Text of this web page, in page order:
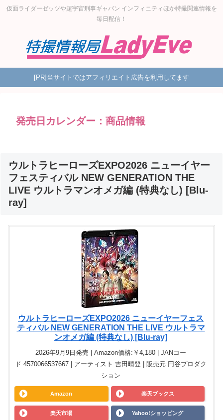
仮面ライダーゼッツや超宇宙刑事ギャバン インフィニティほか特撮関連情報を
毎日配信！
[PR]当サイトではアフィリエイト広告を利用してます
発売日カレンダー：商品情報
ウルトラヒーローズEXPO2026 ニューイヤー
フェスティバル NEW GENERATION THE
LIVE ウルトラマンオメガ編 (特典なし) [Blu-
ray]
ウルトラヒーローズEXPO2026 ニューイヤーフェス
ティバル NEW GENERATION THE LIVE ウルトラマ
ンオメガ編 (特典なし) [Blu-ray]
2026年9月9日発売 | Amazon価格:￥4,180 | JANコー
ド:4570066537667 | アーティスト:吉田晴登 | 販売元:円谷プロダク
ション
Amazon 楽天ブックス
楽天市場 Yahoo!ショッピング